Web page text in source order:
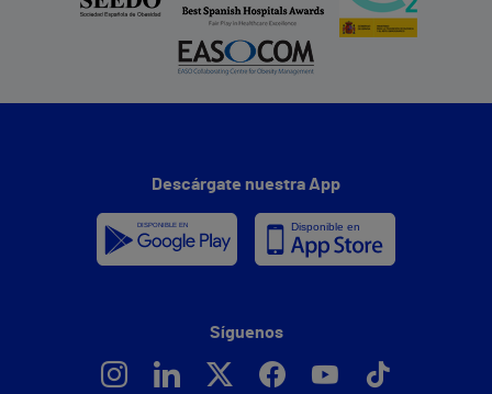
Descárgate nuestra App
Síguenos